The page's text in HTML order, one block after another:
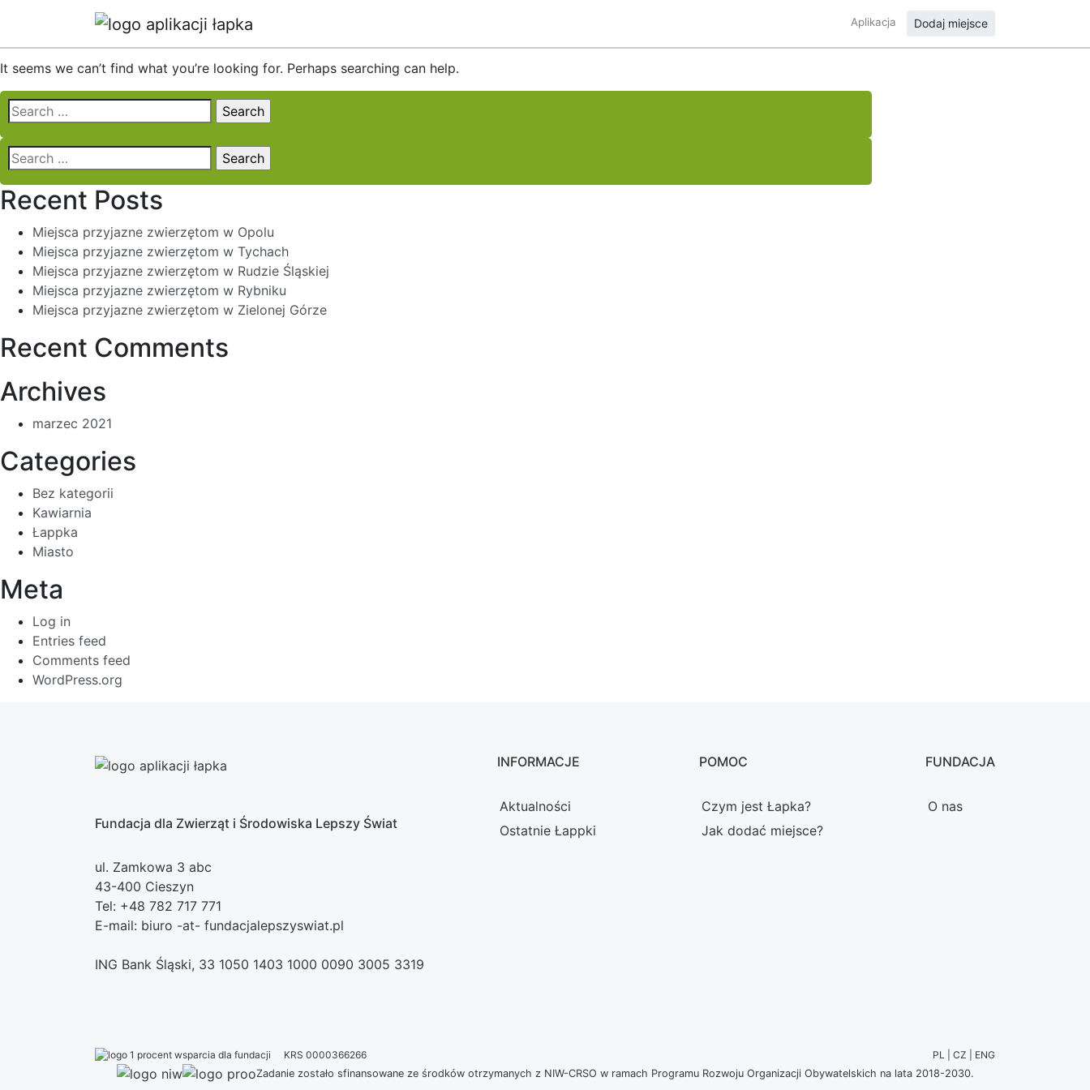
Aplikacja Dodaj miejsce
Nothing Found
It seems we can’t find what you’re looking for. Perhaps searching can help.
Search
for:
Search
for:
Recent Posts
Miejsca przyjazne zwierzętom w Opolu
Miejsca przyjazne zwierzętom w Tychach
Miejsca przyjazne zwierzętom w Rudzie Śląskiej
Miejsca przyjazne zwierzętom w Rybniku
Miejsca przyjazne zwierzętom w Zielonej Górze
Recent Comments
Archives
marzec 2021
Categories
Bez kategorii
Kawiarnia
Łappka
Miasto
Meta
Log in
Entries feed
Comments feed
WordPress.org
Fundacja dla Zwierząt i Środowiska Lepszy Świat
ul. Zamkowa 3 abc
43-400 Cieszyn
Tel: +48 782 717 771
E-mail: biuro -at- fundacjalepszyswiat.pl
INFORMACJE
Aktualności
Ostatnie Łappki
POMOC
Czym jest Łapka?
Jak dodać miejsce?
FUNDACJA
O nas
ING Bank Śląski, 33 1050 1403 1000 0090 3005 3319
KRS 0000366266
PL | CZ | ENG
Zadanie zostało sfinansowane ze środków otrzymanych z NIW-CRSO w ramach Programu Rozwoju Organizacji Obywatelskich na lata 2018-2030.